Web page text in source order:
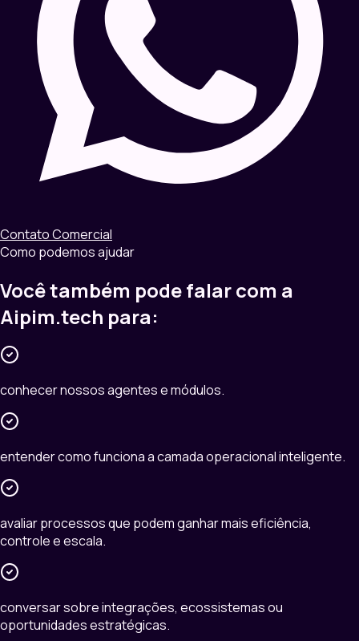
Contato Comercial
Como podemos ajudar
Você também pode falar com a
Aipim.tech para:
conhecer nossos agentes e módulos.
entender como funciona a camada operacional inteligente.
avaliar processos que podem ganhar mais eficiência,
controle e escala.
conversar sobre integrações, ecossistemas ou
oportunidades estratégicas.